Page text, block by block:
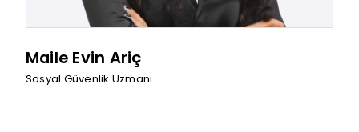
Maile Evin Ariç
Sosyal Güvenlik Uzmanı